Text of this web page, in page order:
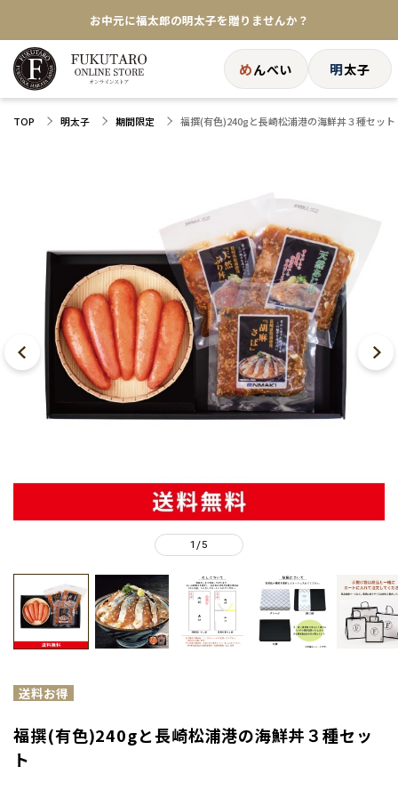
お中元に福太郎の明太子を贈りませんか？
★めんべい25周年記念商品が登場★
【色々な味を試したい方へ】ポストイン！めんべい
めんべい 明太子
TOP 明太子 期間限定 福撰(有色)240gと長崎松浦港の海鮮丼３種セット
1 /5
福撰(有色)240gと長崎松浦港の海鮮丼３種セッ
ト